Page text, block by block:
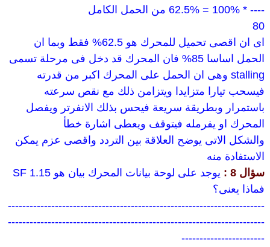
---- * 100% = 62.5% من الحمل الكامل
80
اى ان اقصى تحميل للمحرك هو 62.5% فقط وبما ان
الحمل اساسا 85% فان المحرك قد دخل فى مرحلة تسمى
stalling وهى ان الحمل على المحرك اكبر من قدرته
فيسحب تيارا متزايدا ويتزامن ذلك مع نقص سرعته
باستمرار وبطريقة سريعة فيحس بذلك الانفرتر ويفصل
المحرك او يفرمله فيتوقف ويعطى اشارة خطأ
والشكل الاتى يوضح العلاقة بين التردد واقصى عزم يمكن
الاستفادة منه
سؤال 8 :
يوجد على لوحة بيانات المحرك بيان هو SF 1.15
فماذا يعنى؟
-----------------------------------------------------------------------
-----------------------------------------------------------------------
-----------------------